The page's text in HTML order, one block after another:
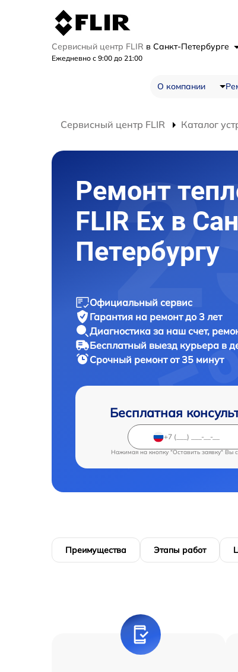
Сервисный центр FLIR в Санкт-Петербурге
Ежедневно с 9:00 до 21:00
О компании
Сервисный центр FLIR Каталог
Ремонт
FLIR Ex в
Петербургу
Официальный сервис
Гарантия на ремонт до 3 лет
Диагностика за наш счет,
Бесплатный выезд курьера в
Срочный ремонт от 35 минут
Бесплатная
Нажимая на кнопку "Оставить заявку" Вы
Преимущества Этапы работ